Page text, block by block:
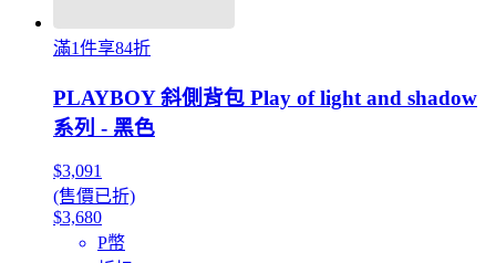
滿1件享84折
PLAYBOY 斜側背包 Play of light and shadow
系列 - 黑色
$3,091
(售價已折)
$3,680
P幣